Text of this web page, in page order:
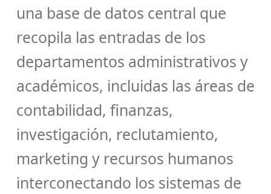
una base de datos central que
recopila las entradas de los
departamentos administrativos y
académicos, incluidas las áreas de
contabilidad, finanzas,
investigación, reclutamiento,
marketing y recursos humanos
interconectando los sistemas de